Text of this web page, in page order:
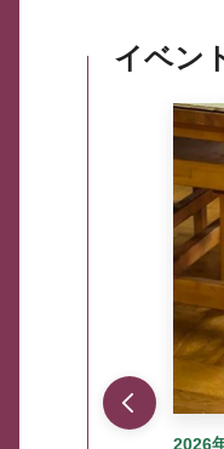
イベン
2026